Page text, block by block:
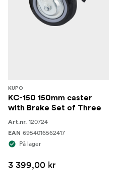
KUPO
KC-150 150mm caster
with Brake Set of Three
Art.nr. 120724
EAN 6954016562417
På lager
3 399,00 kr